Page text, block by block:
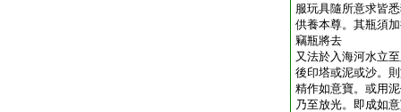
服玩具隨所意求皆
供養本尊。其瓶須
竊瓶將去
又法於入海河水立
後印塔或泥或沙。
精作如意寶。或用
乃至放光。即成如